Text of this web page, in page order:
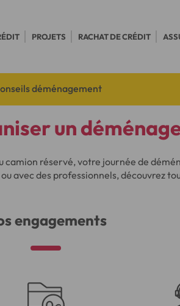
PROJETS RACHAT DE CRÉDIT
déménagement
un
camion réservé, votre journée de
avec des professionnels, découvrez
engagements